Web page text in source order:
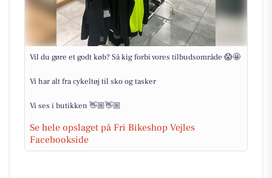
Vil du gøre et godt køb? Så kig forbi vores tilbudsområde 😱🤩
Vi har alt fra cykeltøj til sko og tasker
Vi ses i butikken 👋🏼👋🏼
Se hele opslaget på Fri Bikeshop Vejles
Facebookside